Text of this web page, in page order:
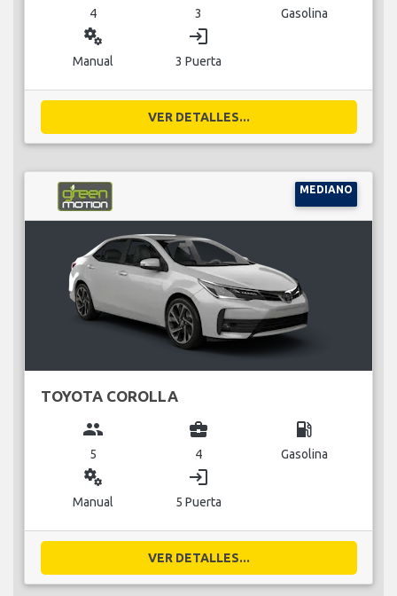
4 3 Gasolina
miscellaneous_services
Manual
login
3 Puerta
VER DETALLES...
MEDIANO
TOYOTA COROLLA
group
5
business_center
4
local_gas_station
Gasolina
miscellaneous_services
Manual
login
5 Puerta
VER DETALLES...